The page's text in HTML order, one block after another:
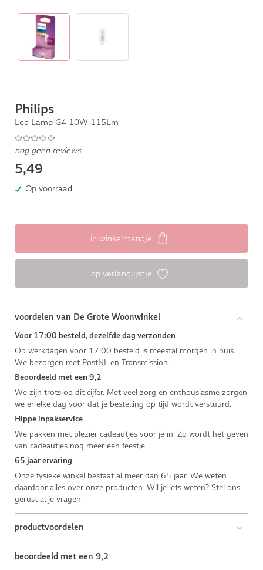
Philips
Led Lamp G4 10W 115Lm
nog geen reviews
5,49
Op voorraad
in winkelmandje
op verlanglijstje
voordelen van De Grote Woonwinkel
Voor 17:00 besteld, dezelfde dag verzonden
Op werkdagen voor 17:00 besteld is meestal morgen in huis.
We bezorgen met PostNL en Transmission.
Beoordeeld met een 9,2
We zijn trots op dit cijfer. Met veel zorg en enthousiasme zorgen
we er elke dag voor dat je bestelling op tijd wordt verstuurd.
Hippe inpakservice
We pakken met plezier cadeautjes voor je in. Zo wordt het geven
van cadeautjes nog meer een feestje.
65 jaar ervaring
Onze fysieke winkel bestaat al meer dan 65 jaar. We weten
daardoor alles over onze producten. Wil je iets weten? Stel ons
gerust al je vragen.
productvoordelen
beoordeeld met een 9,2